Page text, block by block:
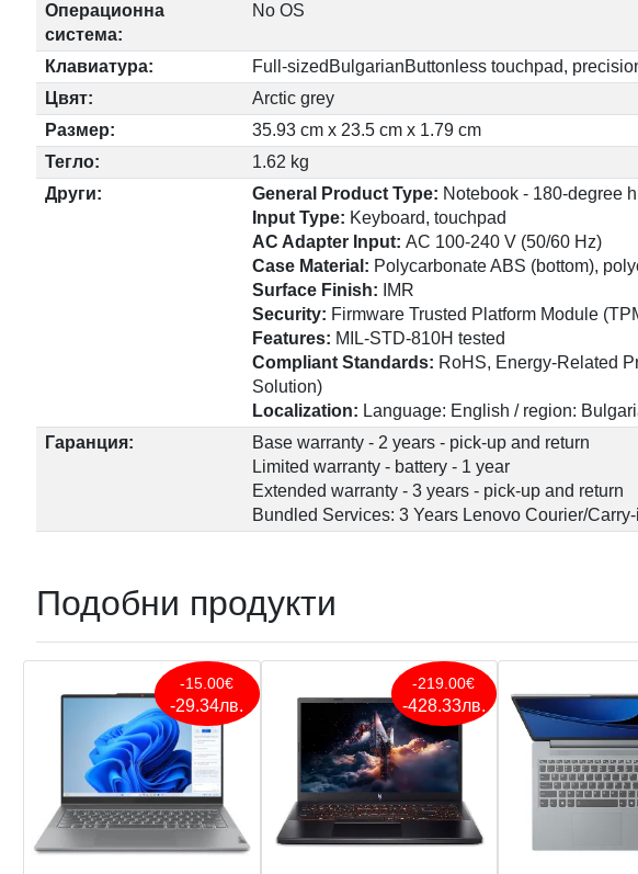
Операционна
система:
No OS
Клавиатура:
Full-sizedBulgarianButtonless touchpad,
Цвят:
Arctic grey
Размер:
35.93 cm x 23.5 cm x 1.79 cm
Тегло:
1.62 kg
Други:
General Product Type: Notebook - 180-degree
Input Type: Keyboard, touchpad
AC Adapter Input:AC 100-240 V (50/60 Hz)
Case Material: Polycarbonate ABS (bottom),
Surface Finish:
IMR
Security: Firmware Trusted Platform Module
Features: MIL-STD-810H tested
Compliant Standards: RoHS, Energy-Related
Solution)
Localization: Language: English / region:
Гаранция:
Base warranty - 2 years - pick-up and return
Limited warranty - battery - 1 year
Extended warranty - 3 years - pick-up and return
Bundled Services: 3 Years Lenovo Courier/
Подобни продукти
-15.00€
-29.34лв.
-219.00€
-428.33лв.